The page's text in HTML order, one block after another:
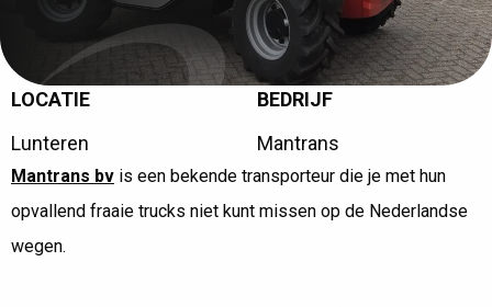
RECE LEVE
HOME
MANITOU MLT625 PREMIUM VOOR MANTRANS
LOCATIE
Lunteren
BEDRIJF
Mantrans
Mantrans bv is een bekende transporteur die je met hun
opvallend fraaie trucks niet kunt missen op de Nederlandse
wegen.